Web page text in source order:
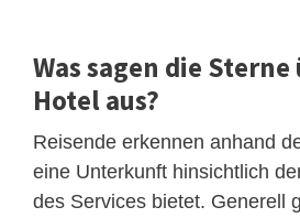
Was sagen die
Hotel aus?
Reisende erkennen anhand
eine Unterkunft hinsichtlich
des Services bietet. Generell